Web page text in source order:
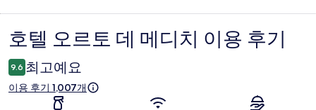
이
용
후
호텔 오르토 데 메디치 이용 후기
9.6 최고예요
이용 후기 1,007개